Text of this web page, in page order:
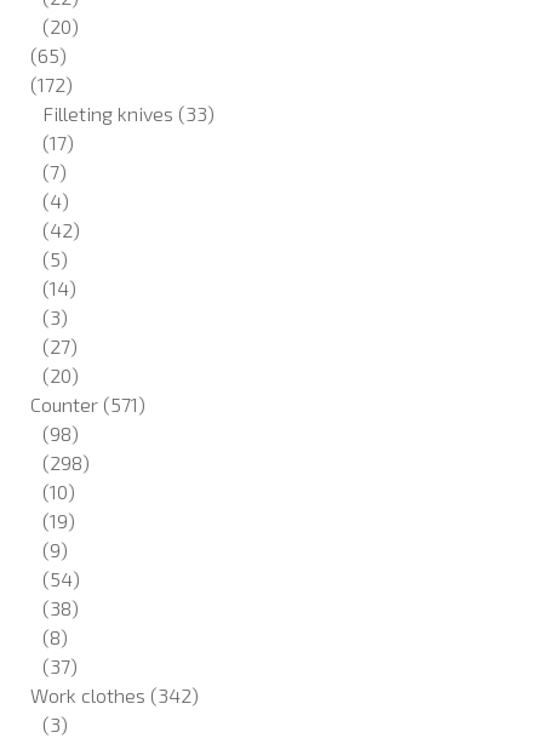
(20)
(65)
(172)
Filleting knives (33)
(17)
(7)
(4)
(42)
(5)
(14)
(3)
(27)
(20)
Counter (571)
(98)
(298)
(10)
(19)
(9)
(54)
(38)
(8)
(37)
Work clothes (342)
(3)